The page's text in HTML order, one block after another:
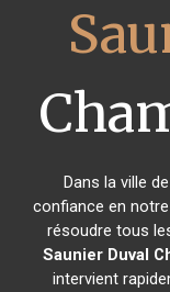
Dans la ville de
confiance en
résoudre tous
Saunier Duval
intervient